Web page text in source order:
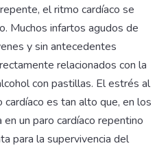
el ritmo cardíaco se
Muchos infartos agudos de
y sin antecedentes
relacionados con la
con pastillas. El estrés al
es tan alto que, en los
un paro cardíaco repentino
para la supervivencia del